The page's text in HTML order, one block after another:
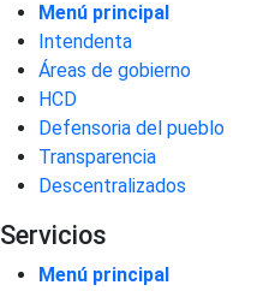
Menú principal
Intendenta
Áreas de gobierno
HCD
Defensoria del pueblo
Transparencia
Descentralizados
Servicios
Menú principal